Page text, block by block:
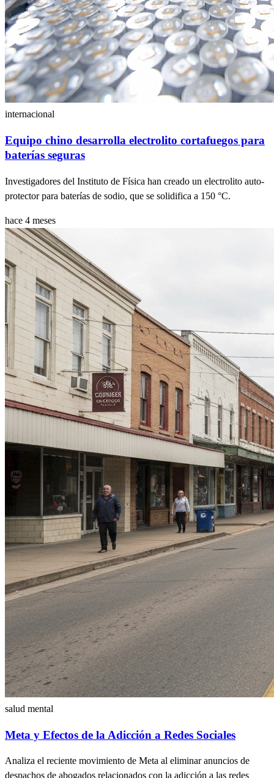
internacional
Equipo chino desarrolla electrolito cortafuegos para
baterías seguras
Investigadores del Instituto de Física han creado un electrolito auto-
protector para baterías de sodio, que se solidifica a 150 °C.
hace 4 meses
salud mental
Meta y Efectos de la Adicción a Redes Sociales
Analiza el reciente movimiento de Meta al eliminar anuncios de
despachos de abogados relacionados con la adicción a las redes